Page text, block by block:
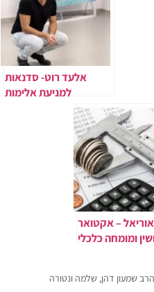
אלעד רוט- סדנאות
למניעת אלימות
אוריאל – אקטואר
ומומחה כלכלי
הרב שמעון דהן, שלמה ונטורה